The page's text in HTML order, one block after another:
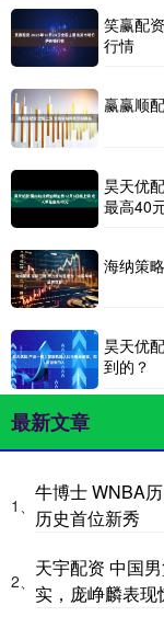
笑赢配
行情
赢赢顺
昊天优
最高40
海纳策
昊天优
到的？
最新文章
1、
牛博士 WNBA
历史首位新秀
2、
天宇配资 中国
实，庞峥麟表现